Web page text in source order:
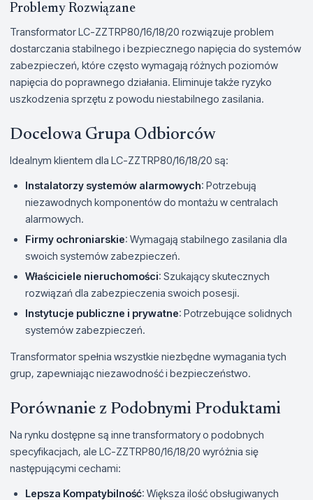
Problemy Rozwiązane
Transformator LC-ZZTRP80/16/18/20 rozwiązuje problem
dostarczania stabilnego i bezpiecznego napięcia do systemów
zabezpieczeń, które często wymagają różnych poziomów
napięcia do poprawnego działania. Eliminuje także ryzyko
uszkodzenia sprzętu z powodu niestabilnego zasilania.
Docelowa Grupa Odbiorców
Idealnym klientem dla LC-ZZTRP80/16/18/20 są:
Instalatorzy systemów alarmowych: Potrzebują
niezawodnych komponentów do montażu w centralach
alarmowych.
Firmy ochroniarskie: Wymagają stabilnego zasilania dla
swoich systemów zabezpieczeń.
Właściciele nieruchomości: Szukający skutecznych
rozwiązań dla zabezpieczenia swoich posesji.
Instytucje publiczne i prywatne: Potrzebujące solidnych
systemów zabezpieczeń.
Transformator spełnia wszystkie niezbędne wymagania tych
grup, zapewniając niezawodność i bezpieczeństwo.
Porównanie z Podobnymi Produktami
Na rynku dostępne są inne transformatory o podobnych
specyfikacjach, ale LC-ZZTRP80/16/18/20 wyróżnia się
następującymi cechami:
Lepsza Kompatybilność: Większa ilość obsługiwanych